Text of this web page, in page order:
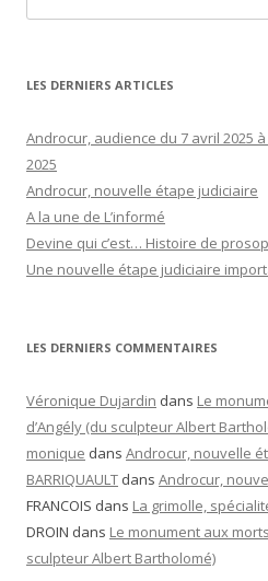
LES DERNIERS ARTICLES
Androcur, audience du 7 avril 2025
2025
Androcur, nouvelle étape judiciaire
A la une de L’informé
Devine qui c’est… Histoire de
Une nouvelle étape judiciaire
LES DERNIERS COMMENTAIRES
Véronique Dujardin dans Le
d’Angély (du sculpteur Albert
monique dans Androcur, nouvelle
BARRIQUAULT dans Androcur,
FRANCOIS dans La grimolle,
DROIN dans Le monument aux
sculpteur Albert Bartholomé)